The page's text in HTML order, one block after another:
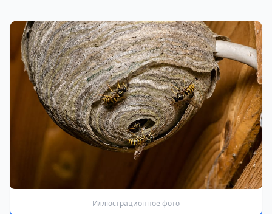
Иллюстрационное фото